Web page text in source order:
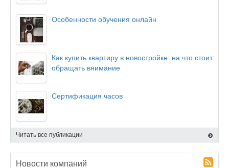
Особенности обучения онлайн
Как купить квартиру в новостройке: на что стоит
обращать внимание
Сертификация часов
Читать все публикации
Новости компаний